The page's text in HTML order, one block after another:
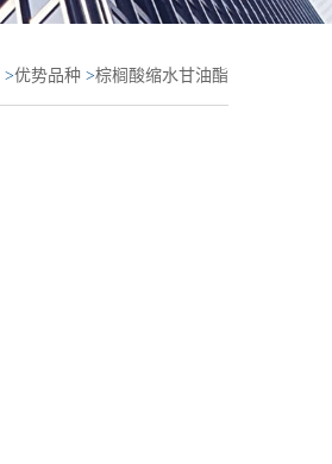
>优势品种 >棕榈酸缩水甘油酯